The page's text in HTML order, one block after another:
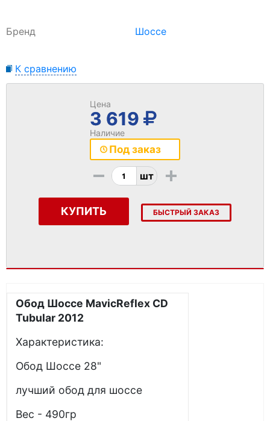
Бренд Шоссе
К сравнению
Цена
3 619
Наличие
Под заказ
- шт +
КУПИТЬ БЫСТРЫЙ ЗАКАЗ
Обод Шоссе MavicReflex CD
Tubular 2012
Характеристика:
Обод Шоссе 28"
лучший обод для шоссе
Вес - 490гр